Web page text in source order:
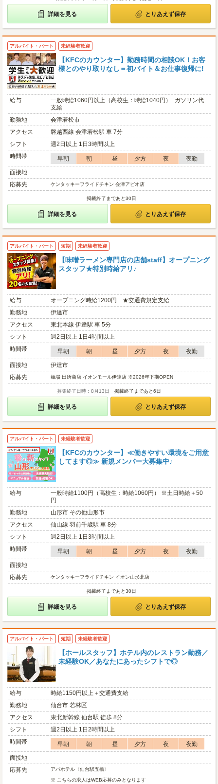
詳細を見る とりあえず保存
アルバイト・パート 未経験者歓迎
【KFCのカウンター】勤務時間の相談OK！お客
様とのやり取りなし＝初バイト＆お仕事復帰に!
給与
一般時給1060円以上（高校生：時給1040円）+ガソリン代
支給
勤務地
会津若松市
アクセス
磐越西線 会津若松駅 車 7分
シフト
週2日以上 1日3時間以上
時間帯
早朝 朝 昼 夕方 夜
夜勤
面接地
応募先
ケンタッキーフライドチキン 会津アピオ店
掲載終了まであと30日
詳細を見る とりあえず保存
アルバイト・パート 短期 未経験者歓迎
【味噌ラーメン専門店の店舗staff】オープニング
スタッフ★特別時給アリ♪
給与
オープニング時給1200円 ★交通費規定支給
勤務地
伊達市
アクセス
東北本線 伊達駅 車 5分
シフト
週2日以上 1日4時間以上
時間帯
早朝 朝 昼 夕方 夜
夜勤
面接地
伊達市
応募先
麺場 田所商店 イオンモール伊達店 ※2026年下期OPEN
募集終了日時：8月13日 掲載終了まであと6日
詳細を見る とりあえず保存
アルバイト・パート 未経験者歓迎
【KFCのカウンター】≪働きやすい環境をご用意
してます◎≫ 新規メンバー大募集中♪
給与
一般時給1100円（高校生：時給1060円） ※土日時給＋50
円
勤務地
山形市 その他山形市
アクセス
仙山線 羽前千歳駅 車 8分
シフト
週2日以上 1日3時間以上
時間帯
早朝 朝 昼 夕方 夜
夜勤
面接地
応募先
ケンタッキーフライドチキン イオン山形北店
掲載終了まであと30日
詳細を見る とりあえず保存
アルバイト・パート 短期 未経験者歓迎
【ホールスタッフ】ホテル内のレストラン勤務／
未経験OK／あなたにあったシフトで◎
給与
時給1150円以上＋交通費支給
勤務地
仙台市 若林区
アクセス
東北新幹線 仙台駅 徒歩 8分
シフト
週2日以上 1日2時間以上
時間帯
早朝 朝 昼 夕方 夜
夜勤
面接地
応募先
アパホテル〈仙台駅五橋〉
※ こちらの求人はWEB応募のみとなります